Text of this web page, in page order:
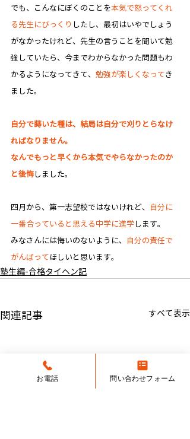
でも、こんなにぼくのことを本気で怒ってくれ
る先生にびっくり した し、最初はいやでしょう
がなかったけれど、先生の言うことを聞いて勉
強していたら、今までわからなかった問題もわ
かるようになってきて、 勉強が楽しくなってき
ました。
自分で蒔いた種は、結局は自分で刈りとらなけ
ればなりません。
なんでもっと早くから本気でやらなかったのか
と後悔しました。​
四月から、第一志望校ではないけれど、 自分に
一番合っていると思える中学に進学 します。
みなさんには悔いのないように、 自分の責任で
がんばって ほしいと思います。
塾生編-合格タイヘン記
関連記事 すべて表示
お電話 問い合わせフォーム